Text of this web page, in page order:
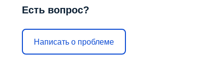
Есть вопрос?
Написать о проблеме